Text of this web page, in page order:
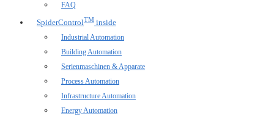
FAQ
SpiderControlTM inside
Industrial Automation
Building Automation
Serienmaschinen & Apparate
Process Automation
Infrastructure Automation
Energy Automation